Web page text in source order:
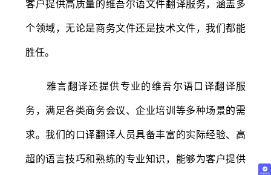
免费试译
客户提供高质量的维吾尔语文件翻译服务，涵盖多
个领域，无论是商务文件还是技术文件，我们都能
胜任。
雅言翻译还提供专业的维吾尔语口译翻译服
务，满足各类商务会议、企业培训等多种场景的需
求。我们的口译翻译人员具备丰富的实际经验、高
超的语言技巧和熟练的专业知识，能够为客户提供